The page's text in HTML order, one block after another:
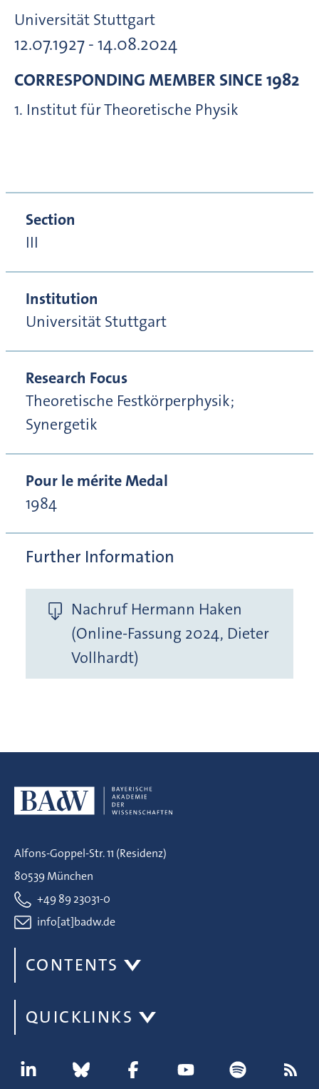
Universität Stuttgart
12.07.1927 - 14.08.2024
CORRESPONDING MEMBER SINCE 1982
1. Institut für Theoretische Physik
Section
III
Institution
Universität Stuttgart
Research Focus
Theoretische Festkörperphysik;
Synergetik
Pour le mérite Medal
1984
Further Information
Nachruf Hermann Haken
(Online-Fassung 2024, Dieter
Vollhardt)
Alfons-Goppel-Str. 11 (Residenz)
80539 München
+49 89 23031-0
info[at]badw.de
CONTENTS
QUICKLINKS